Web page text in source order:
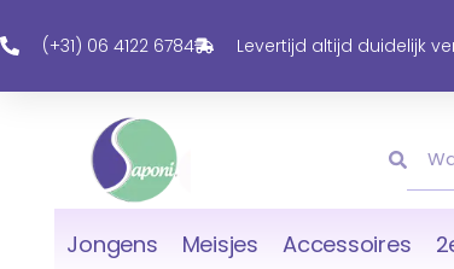
Naar
Inhoud
(+31) 06 4122 6784 Levertijd altijd duidelijk
Jongens Meisjes Accessoires